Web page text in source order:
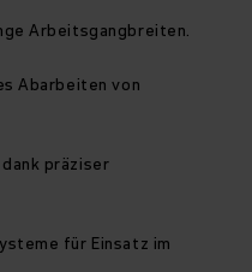
Arbeitsgangbreiten.
Abarbeiten von
präziser
für Einsatz im